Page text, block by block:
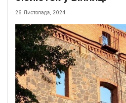
26 Листопада, 2024